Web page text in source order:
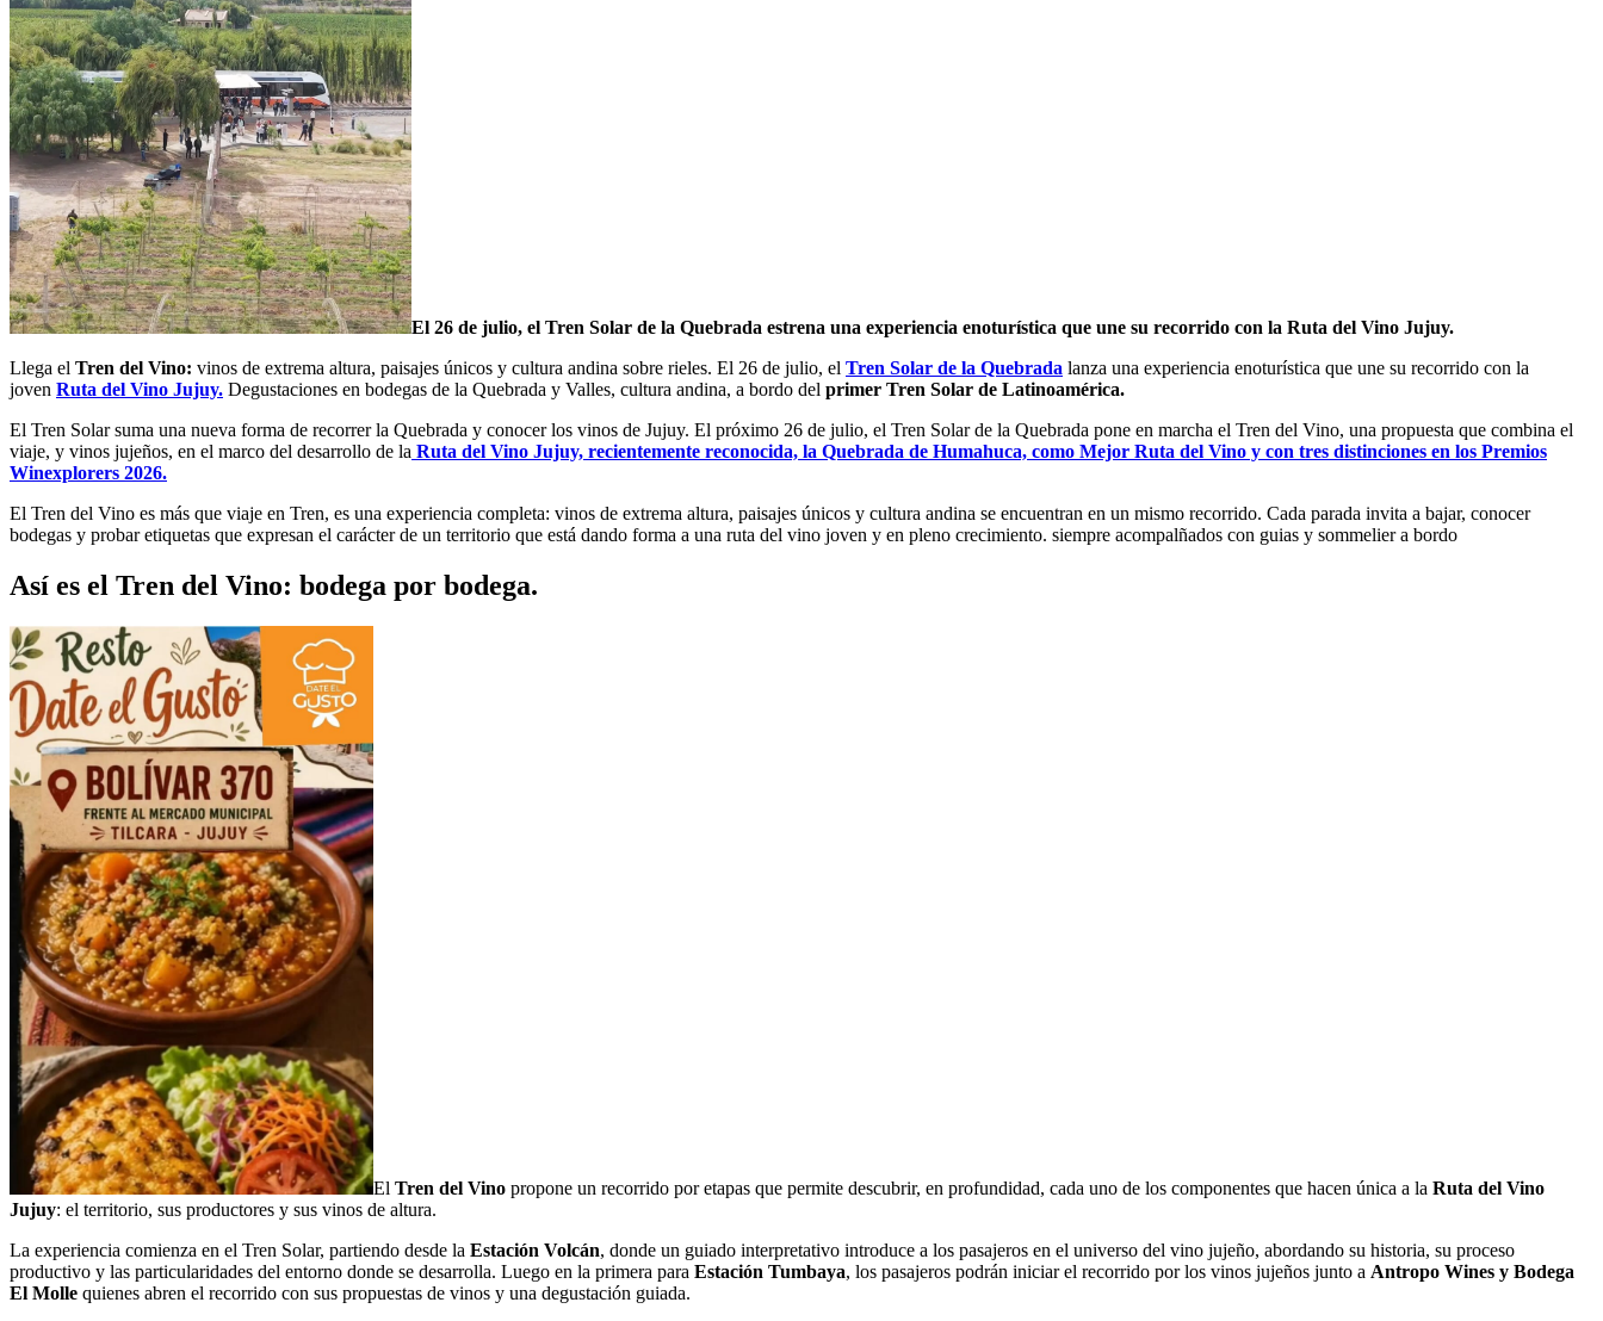
El 26 de julio, el Tren Solar de la Quebrada estrena una experiencia enoturística que une su recorrido con la Ruta del Vino Jujuy.
Llega el Tren del Vino: vinos de extrema altura, paisajes únicos y cultura andina sobre rieles. El 26 de julio, el Tren Solar de la Quebrada lanza una experiencia enoturística que une su recorrido con la
joven Ruta del Vino Jujuy. Degustaciones en bodegas de la Quebrada y Valles, cultura andina, a bordo del primer Tren Solar de Latinoamérica.
El Tren Solar suma una nueva forma de recorrer la Quebrada y conocer los vinos de Jujuy. El próximo 26 de julio, el Tren Solar de la Quebrada pone en marcha el Tren del Vino, una propuesta que combina el
viaje, y vinos jujeños, en el marco del desarrollo de la Ruta del Vino Jujuy, recientemente reconocida, la Quebrada de Humahuca, como Mejor Ruta del Vino y con tres distinciones en los Premios
Winexplorers 2026.
El Tren del Vino es más que viaje en Tren, es una experiencia completa: vinos de extrema altura, paisajes únicos y cultura andina se encuentran en un mismo recorrido. Cada parada invita a bajar, conocer
bodegas y probar etiquetas que expresan el carácter de un territorio que está dando forma a una ruta del vino joven y en pleno crecimiento. siempre acompalñados con guias y sommelier a bordo
Así es el Tren del Vino: bodega por bodega.
El Tren del Vino propone un recorrido por etapas que permite descubrir, en profundidad, cada uno de los componentes que hacen única a la Ruta del Vino
Jujuy: el territorio, sus productores y sus vinos de altura.
La experiencia comienza en el Tren Solar, partiendo desde la Estación Volcán, donde un guiado interpretativo introduce a los pasajeros en el universo del vino jujeño, abordando su historia, su proceso
productivo y las particularidades del entorno donde se desarrolla. Luego en la primera para Estación Tumbaya, los pasajeros podrán iniciar el recorrido por los vinos jujeños junto a Antropo Wines y Bodega
El Molle quienes abren el recorrido con sus propuestas de vinos y una degustación guiada.